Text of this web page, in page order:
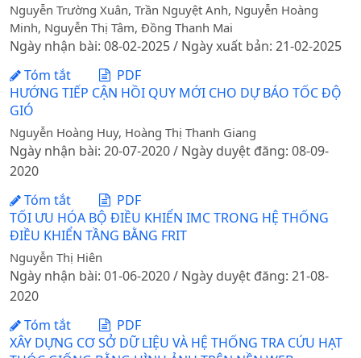
Nguyễn Trường Xuân, Trần Nguyệt Anh, Nguyễn Hoàng
Minh, Nguyễn Thị Tâm, Đồng Thanh Mai
Ngày nhận bài: 08-02-2025 / Ngày xuất bản: 21-02-2025
Tóm tắt
PDF
HƯỚNG TIẾP CẬN HỒI QUY MỚI CHO DỰ BÁO TỐC ĐỘ
GIÓ
Nguyễn Hoàng Huy, Hoàng Thị Thanh Giang
Ngày nhận bài: 20-07-2020 / Ngày duyệt đăng: 08-09-
2020
Tóm tắt
PDF
TỐI ƯU HÓA BỘ ĐIỀU KHIỂN IMC TRONG HỆ THỐNG
ĐIỀU KHIỂN TẦNG BẰNG FRIT
Nguyễn Thị Hiên
Ngày nhận bài: 01-06-2020 / Ngày duyệt đăng: 21-08-
2020
Tóm tắt
PDF
XÂY DỰNG CƠ SỞ DỮ LIỆU VÀ HỆ THỐNG TRA CỨU HẠT